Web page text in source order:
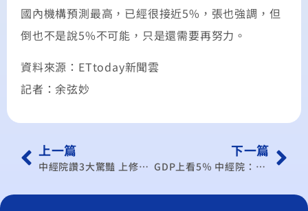
國內機構預測最高，已經很接近5%，張也強調，但
倒也不是說5%不可能，只是還需要再努力。
資料來源：ETtoday新聞雲
記者：余弦妙
上一篇
中經院讚3大驚豔 上修全年GDP至4.8％
下一篇
GDP上看5％ 中經院：不是不可能但隱憂是有的